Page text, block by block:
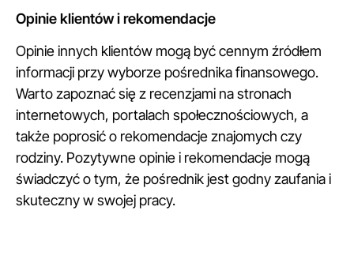
Opinie klientów i rekomendacje
Opinie innych klientów mogą być cennym źródłem
informacji przy wyborze pośrednika finansowego.
Warto zapoznać się z recenzjami na stronach
internetowych, portalach społecznościowych, a
także poprosić o rekomendacje znajomych czy
rodziny. Pozytywne opinie i rekomendacje mogą
świadczyć o tym, że pośrednik jest godny zaufania i
skuteczny w swojej pracy.